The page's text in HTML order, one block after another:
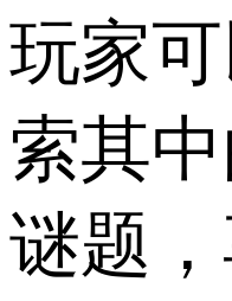
玩家
索其
谜题